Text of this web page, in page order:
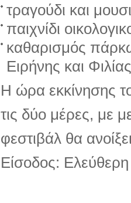
τραγούδι και
παιχνίδι
καθαρισμός
Ειρήνης και
Η ώρα εκκίνησης
τις δύο μέρες, με
φεστιβάλ θα
Είσοδος: Ελεύθερη